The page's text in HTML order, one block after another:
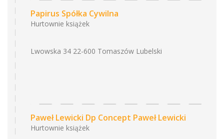
Papirus Spółka Cywilna
Hurtownie książek
Lwowska 34 22-600 Tomaszów Lubelski
Paweł Lewicki Dp Concept Paweł Lewicki
Hurtownie książek